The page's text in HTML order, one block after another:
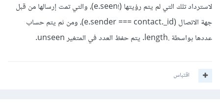
لاسترداد تلك التي لم يتم رؤيتها (!e.seen)، والتي تمت إرسالها من قبل
جهة الاتصال (e.sender === contact._id)، ومن ثم يتم حساب
عددها بواسطة .length. يتم حفظ العدد في المتغير unseen.
اقتباس